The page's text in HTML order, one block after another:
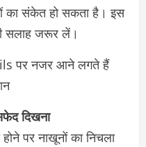
का संकेत हो सकता है। इस
सलाह जरूर लें।
दिखना
पर नाखूनों का निचला